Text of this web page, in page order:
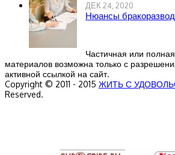
ДЕК 24, 2020
Нюансы
Частичная или
материалов возможна только с
активной ссылкой на сайт.
Copyright © 2011 - 2015 ЖИТЬ С
Reserved.